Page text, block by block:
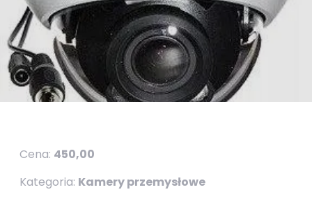
Cena: 450,00
Kategoria: Kamery przemysłowe